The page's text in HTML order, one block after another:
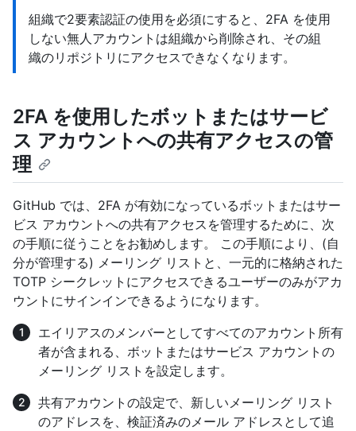
組織で2要素認証の使用を必須にすると、2FA を使用
しない無人アカウントは組織から削除され、その組
織のリポジトリにアクセスできなくなります。
2FA を使用したボットまたはサービ
ス アカウントへの共有アクセスの管
理
GitHub では、2FA が有効になっているボットまたはサー
ビス アカウントへの共有アクセスを管理するために、次
の手順に従うことをお勧めします。 この手順により、(自
分が管理する) メーリング リストと、一元的に格納された
TOTP シークレットにアクセスできるユーザーのみがアカ
ウントにサインインできるようになります。
エイリアスのメンバーとしてすべてのアカウント所有
者が含まれる、ボットまたはサービス アカウントの
メーリング リストを設定します。
共有アカウントの設定で、新しいメーリング リスト
のアドレスを、検証済みのメール アドレスとして追